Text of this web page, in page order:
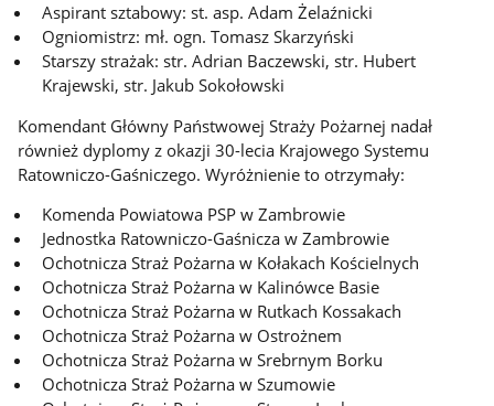
Aspirant sztabowy: st. asp. Adam Żelaźnicki
Ogniomistrz: mł. ogn. Tomasz Skarzyński
Starszy strażak: str. Adrian Baczewski, str. Hubert
Krajewski, str. Jakub Sokołowski
Komendant Główny Państwowej Straży Pożarnej nadał
również dyplomy z okazji 30-lecia Krajowego Systemu
Ratowniczo-Gaśniczego. Wyróżnienie to otrzymały:
Komenda Powiatowa PSP w Zambrowie
Jednostka Ratowniczo-Gaśnicza w Zambrowie
Ochotnicza Straż Pożarna w Kołakach Kościelnych
Ochotnicza Straż Pożarna w Kalinówce Basie
Ochotnicza Straż Pożarna w Rutkach Kossakach
Ochotnicza Straż Pożarna w Ostrożnem
Ochotnicza Straż Pożarna w Srebrnym Borku
Ochotnicza Straż Pożarna w Szumowie